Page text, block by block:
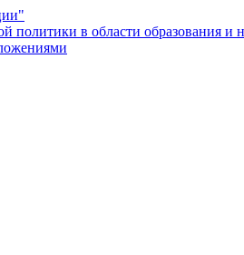
политики в области образования и